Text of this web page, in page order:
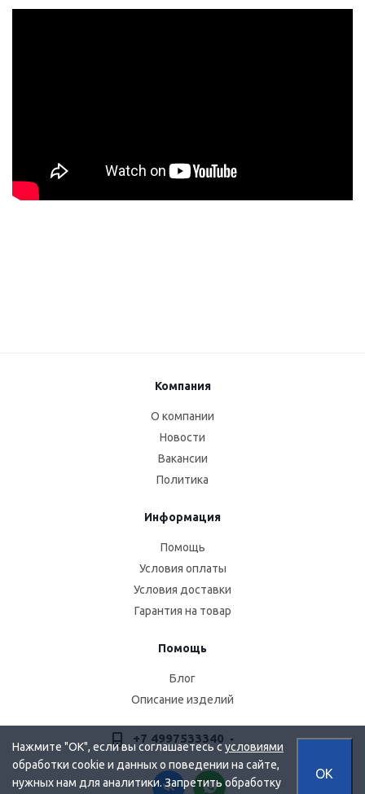
Компания
О компании
Новости
Вакансии
Политика
Информация
Помощь
Условия оплаты
Условия доставки
Гарантия на товар
Помощь
Блог
Описание изделий
+7 4997533340
Нажмите "OK", если вы соглашаетесь сусловиями
обработки cookie и данных о поведении на сайте,
нужных нам для аналитики. Запретить обработку
OK